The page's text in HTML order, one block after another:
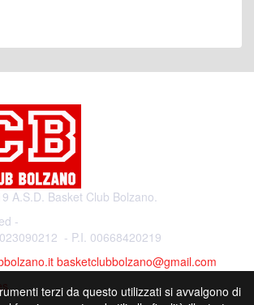
A.S.D. Basket Club Bolzano.
-
- P.I. 00668420219
basketclubbolzano@gmail.com
terzi da questo utilizzati si avvalgono di